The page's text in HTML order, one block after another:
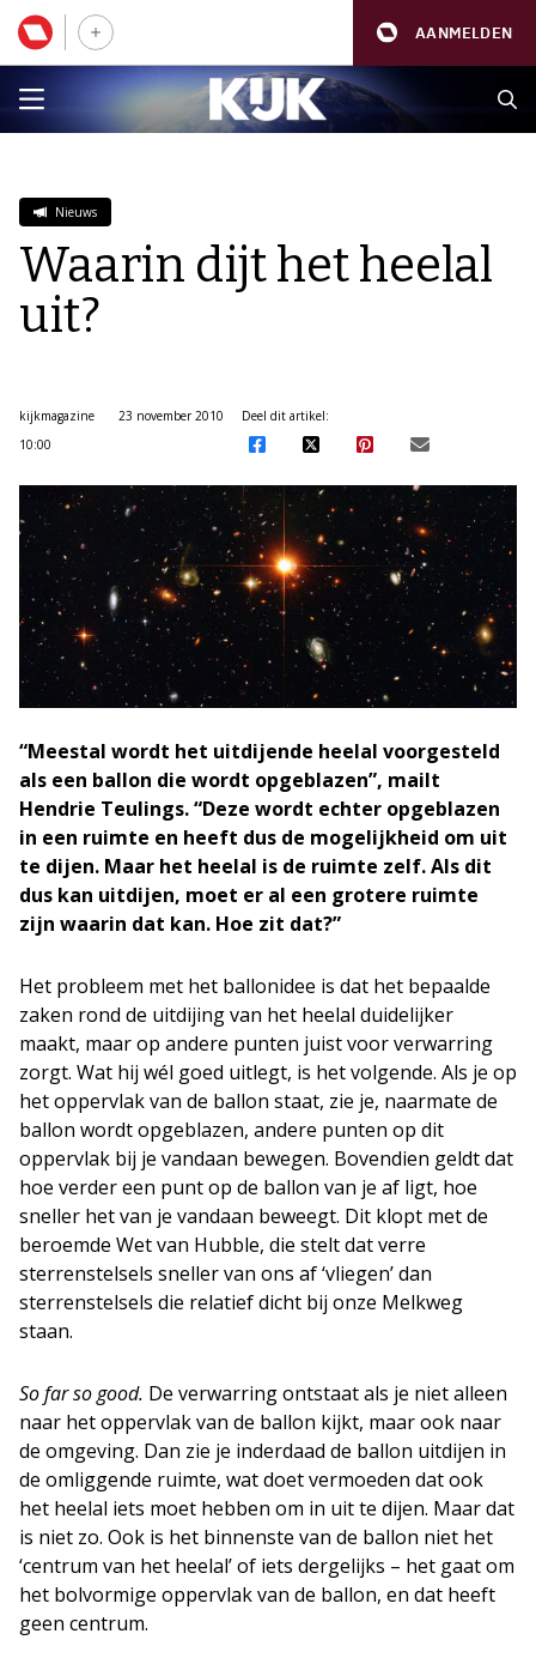
AANMELDEN
Nieuws
Waarin dijt het heelal
uit?
kijkmagazine
23 november 2010
10:00
Deel dit artikel:
“Meestal wordt het uitdijende heelal voorgesteld
als een ballon die wordt opgeblazen”, mailt
Hendrie Teulings. “Deze wordt echter opgeblazen
in een ruimte en heeft dus de mogelijkheid om uit
te dijen. Maar het heelal is de ruimte zelf. Als dit
dus kan uitdijen, moet er al een grotere ruimte
zijn waarin dat kan. Hoe zit dat?”
Het probleem met het ballonidee is dat het bepaalde
zaken rond de uitdijing van het heelal duidelijker
maakt, maar op andere punten juist voor verwarring
zorgt. Wat hij wél goed uitlegt, is het volgende. Als je op
het oppervlak van de ballon staat, zie je, naarmate de
ballon wordt opgeblazen, andere punten op dit
oppervlak bij je vandaan bewegen. Bovendien geldt dat
hoe verder een punt op de ballon van je af ligt, hoe
sneller het van je vandaan beweegt. Dit klopt met de
beroemde Wet van Hubble, die stelt dat verre
sterrenstelsels sneller van ons af ‘vliegen’ dan
sterrenstelsels die relatief dicht bij onze Melkweg
staan.
So far so good. De verwarring ontstaat als je niet alleen
naar het oppervlak van de ballon kijkt, maar ook naar
de omgeving. Dan zie je inderdaad de ballon uitdijen in
de omliggende ruimte, wat doet vermoeden dat ook
het heelal iets moet hebben om in uit te dijen. Maar dat
is niet zo. Ook is het binnenste van de ballon niet het
‘centrum van het heelal’ of iets dergelijks – het gaat om
het bolvormige oppervlak van de ballon, en dat heeft
geen centrum.